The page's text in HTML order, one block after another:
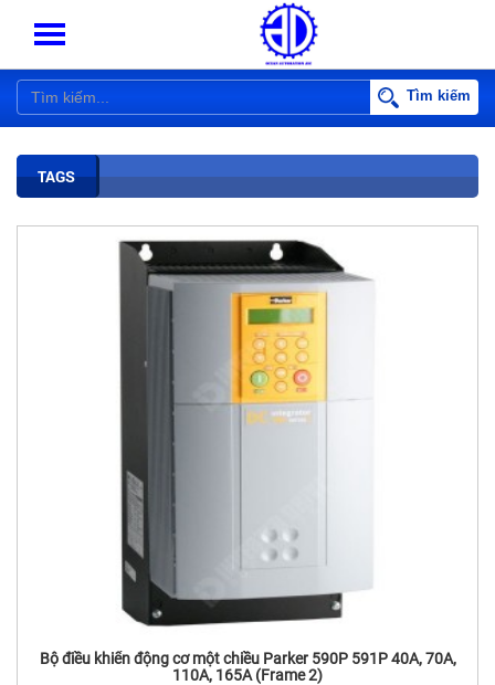
Tìm kiếm
TAGS
Bộ điều khiển động cơ một chiều Parker 590P 591P 40A, 70A,
110A, 165A (Frame 2)
Thyristor Powerex USA LD431650